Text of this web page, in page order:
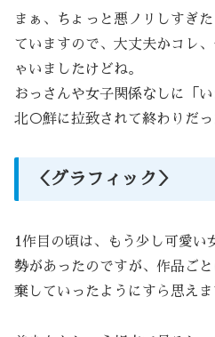
まぁ、ちょっと悪ノリしすぎ
ていますので、大丈夫かコレ
ゃいましたけどね。
おっさんや女子関係なしに「
北○鮮に拉致されて終わりだっ
＜グラフィック＞
1作目の頃は、もう少し可愛い
勢があったのですが、作品ご
棄していったようにすら思えま